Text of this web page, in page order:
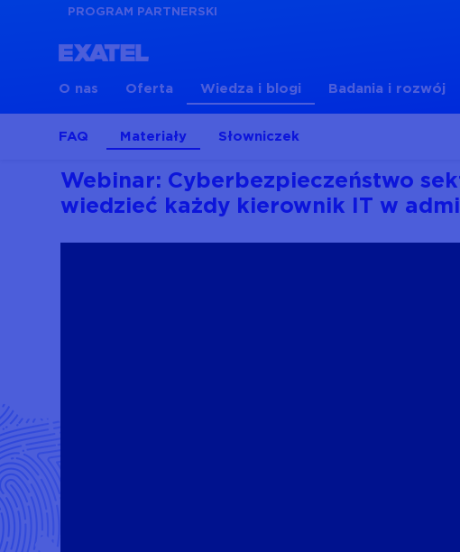
PROGRAM PARTNERSKI
O nas Oferta Wiedza i blogi
FAQ Materiały Słowniczek
Badania i rozwój
Webinar: Cyberbezpieczeństwo
wiedzieć każdy kierownik IT w